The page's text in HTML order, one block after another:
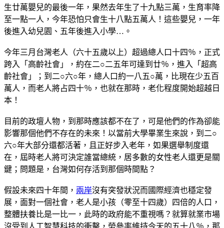
生廿萬嬰兒的最後一年，果然去年生了十九點三萬，生育率降
至一點一人，今年恐怕只會生十八點五萬人！這些嬰兒，一年
後進入幼兒園、五年後進入小學…。
今年三月台灣老人（六十五歲以上）超過總人口十四％，正式
跨入「高齡社會」，約在二○二五年可達到廿％，進入「超高
齡社會」；到二○六○年，總人口約一八五○萬，比現在少五百
萬人，而老人將占四十％，也就在那時，老化程度開始超越日
本！
目前的政壇人物，到那時應該都不在了，可是他們的作為卻能
影響那個他們不存在的未來！以當前大學畢業生來說，到二○
六○年大部分還都活著，且正好步入老年，如果選舉制度還
在，屆時老人將可決定誰當總統，居多數的女性老人還更是關
鍵；問題是，台灣如何存活到那個時間點？
假設未來四十年間， 兩岸沒有突發狀況而國際經濟也穩定發
展，面對一個社會，老人是小孩（零至十四歲）四倍的人口，
整體扶養比是一比一，此時的政府能不重視嗎？就算就業市場
沒受到人工智慧科技的衝擊，勞參率維持今天的五十八％，那